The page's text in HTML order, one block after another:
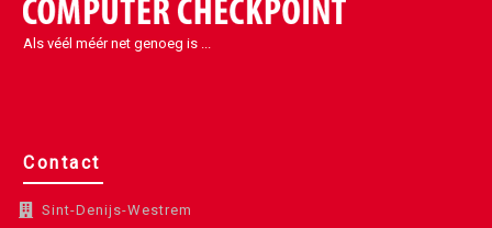
Als véél méér net genoeg is ...
Contact
Sint-Denijs-Westrem